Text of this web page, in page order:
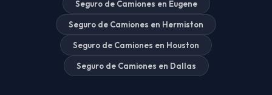
Seguro de Camiones en Eugene
Seguro de Camiones en Hermiston
Seguro de Camiones en Houston
Seguro de Camiones en Dallas